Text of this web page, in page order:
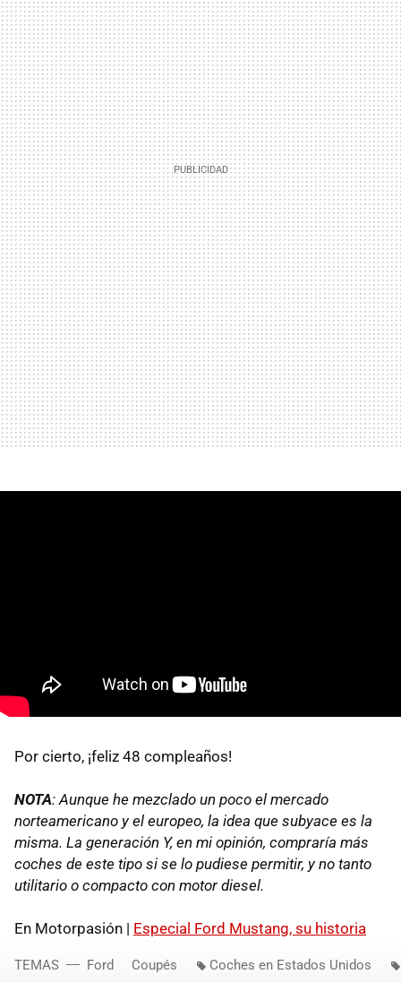
Por cierto, ¡feliz 48 compleaños!
NOTA: Aunque he mezclado un poco el mercado
norteamericano y el europeo, la idea que subyace es la
misma. La generación Y, en mi opinión, compraría más
coches de este tipo si se lo pudiese permitir, y no tanto
utilitario o compacto con motor diesel.
En Motorpasión | Especial Ford Mustang, su historia
TEMAS Ford Coupés Coches en Estados Unidos